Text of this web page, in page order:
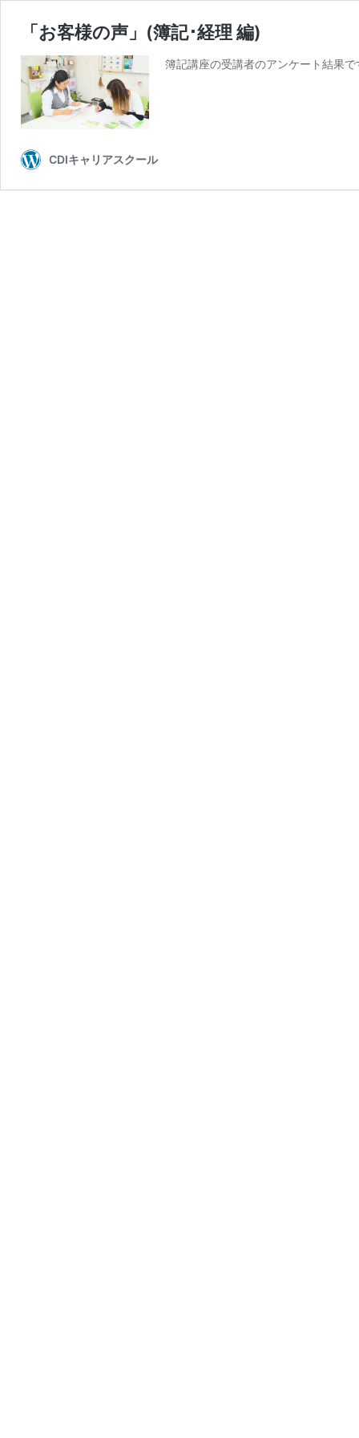
「お客様の声」(簿記･経理 編)
簿記講座の受講者のアンケート結果で
CDIキャリアスクール